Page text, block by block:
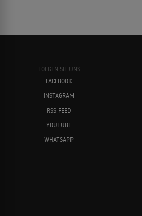
FOLGEN SIE UNS
FACEBOOK
INSTAGRAM
RSS-FEED
YOUTUBE
WHATSAPP